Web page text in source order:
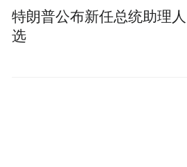
特朗普公布新任总统助理人
选